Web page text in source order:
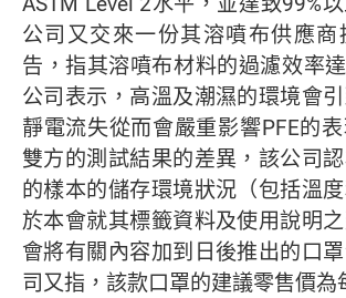
公司又交來一份其溶噴布供應商
告，指其溶噴布材料的過濾效率
公司表示，高溫及潮濕的環境會
靜電流失從而會嚴重影響PFE的
雙方的測試結果的差異，該公司
的樣本的儲存環境狀況（包括溫
於本會就其標籤資料及使用說明
會將有關內容加到日後推出的口
司又指，該款口罩的建議零售價為